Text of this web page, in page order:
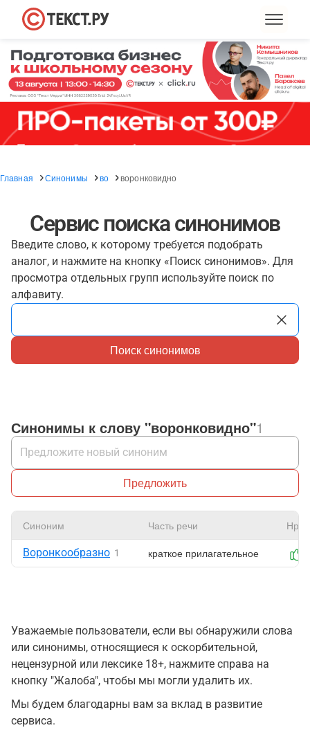
Главная Синонимы во воронковидно
Сервис поиска синонимов
Введите слово, к которому требуется подобрать
аналог, и нажмите на кнопку «Поиск синонимов». Для
просмотра отдельных групп используйте поиск по
алфавиту.
Поиск синонимов
Синонимы к слову "воронковидно"1
Предложить
Синоним Часть речи
Воронкообразно 1 краткое прилагательное
Уважаемые пользователи, если вы обнаружили слова
или синонимы, относящиеся к оскорбительной,
нецензурной или лексике 18+, нажмите справа на
кнопку "Жалоба", чтобы мы могли удалить их.
Мы будем благодарны вам за вклад в развитие
сервиса.